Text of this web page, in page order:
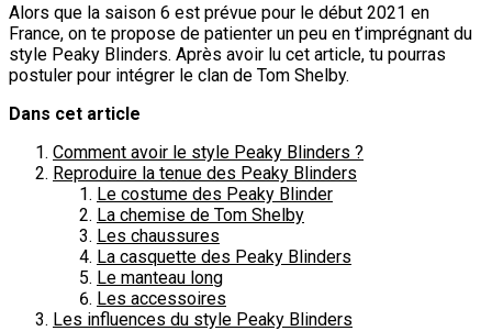
Alors que la saison 6 est prévue pour le début 2021 en
France, on te propose de patienter un peu en t’imprégnant du
style Peaky Blinders. Après avoir lu cet article, tu pourras
postuler pour intégrer le clan de Tom Shelby.
Dans cet article
Comment avoir le style Peaky Blinders ?
Reproduire la tenue des Peaky Blinders
Le costume des Peaky Blinder
La chemise de Tom Shelby
Les chaussures
La casquette des Peaky Blinders
Le manteau long
Les accessoires
Les influences du style Peaky Blinders